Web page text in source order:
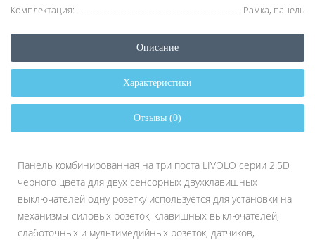
Комплектация:
Рамка, панель
Описание
Характеристики
Отзывы (0)
Панель комбинированная на три поста LIVOLO серии 2.5D
черного цвета для двух сенсорных двухклавишных
выключателей одну розетку используется для установки на
механизмы силовых розеток, клавишных выключателей,
слаботочных и мультимедийных розеток, датчиков,